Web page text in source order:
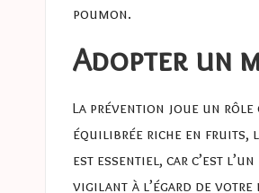
poumon.
Adopter un
La prévention joue un
équilibrée riche en fruits,
est essentiel, car c’est
vigilant à l’égard de votre